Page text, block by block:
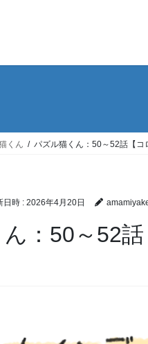
くん パズル猫くん：50～52話【コ
日時 : 2026年4月20日
：50～52